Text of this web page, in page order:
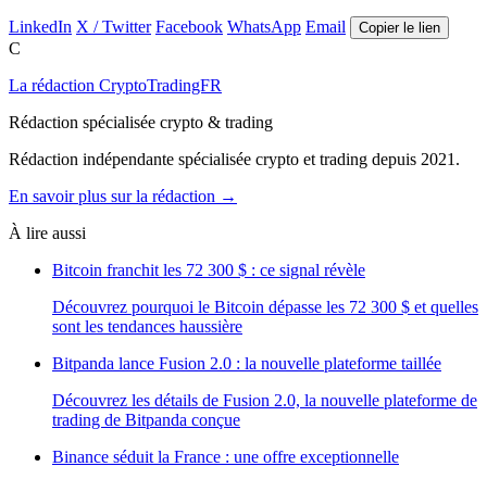
LinkedIn X / Twitter Facebook WhatsApp Email Copier le lien
C
La rédaction CryptoTradingFR
Rédaction spécialisée crypto & trading
Rédaction indépendante spécialisée crypto et trading depuis 2021.
En savoir plus sur la rédaction →
À lire aussi
Bitcoin franchit les 72 300 $ : ce signal révèle
Découvrez pourquoi le Bitcoin dépasse les 72 300 $ et quelles
sont les tendances haussière
Bitpanda lance Fusion 2.0 : la nouvelle plateforme taillée
Découvrez les détails de Fusion 2.0, la nouvelle plateforme de
trading de Bitpanda conçue
Binance séduit la France : une offre exceptionnelle